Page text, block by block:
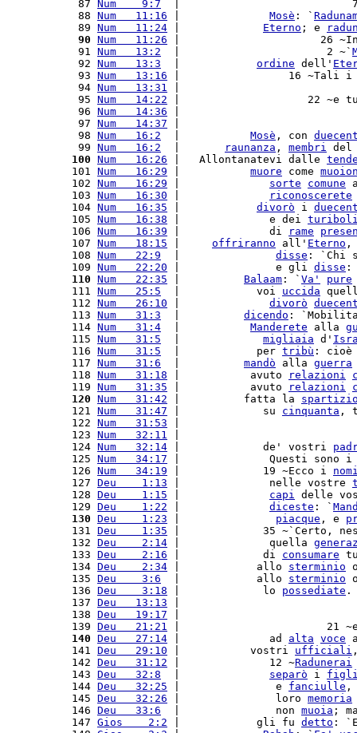
  87
Num    9:7
|
  88
Num   11:16 Mosè : `
  89
Num   11:24 Eterno ; e
  90
Num   11:26 |                      26
  91
Num   13:2
  |                       2 ~`
  92
Num   13:3 ordine dell'
  93
Num   13:16 |                 16 ~Tali
  94
Num   13:31
  95
Num   14:22 |                    22 ~e
  96
Num   14:36
  97
Num   14:37
  98
Num   16:2 Mosè , con
  99
Num   16:2 raunanza , membri
100 Num   16:26 |   Allontanatevi dalle
101 Num   16:29 muore come
102 Num   16:29 sorte comune
103 Num   16:30 riconoscerete
104 Num   16:35 divorò i
105 Num   16:38 |              e dei
106 Num   16:39 |              di rame
107 Num   18:15 offriranno all' Eterno ,
108 Num   22:9 disse : `Chi
109 Num   22:20 |               e gli disse :
110 Num   22:35 Balaam : ` Va' pure
111 Num   25:5
  |            voi
uccida
112 Num   26:10 divorò
113 Num   31:3 dicendo :
114 Num   31:4 Manderete alla
115 Num   31:5 migliaia d'
116 Num   31:5
  |            per
tribù :
117 Num   31:6 mandò alla guerra
118 Num   31:18 |           avuto relazioni
119 Num   31:35 |           avuto relazioni
120 Num   31:42 |          fatta la
121 Num   31:47 |             su cinquanta ,
122 Num   31:53
123 Num   32:11
124 Num   32:14 |             de' vostri
125 Num   34:17 |              Questi sono
126 Num   34:19 |             19 ~Ecco i
127 Deu    1:13 |              nelle vostre
128 Deu    1:15 capi delle
129 Deu    1:22 diceste : `
130 Deu    1:23 piacque , e
131 Deu    1:35 |             35 ~`Certo,
132 Deu    2:14 |              quella
133 Deu    2:16 |             di consumare
134 Deu    2:34 |            allo sterminio
135 Deu    3:6
  |            allo
sterminio
136 Deu    3:18 |             lo possediate .
137 Deu   13:13
138 Deu   19:17
139 Deu   21:21 |                       21
140 Deu   27:14 |              ad alta voce
141 Deu   29:10 |           vostri ufficiali
142 Deu   31:12 |              12 ~Radunerai
143 Deu   32:8 separò i
144 Deu   32:25 |               e fanciulle
145 Deu   32:26 |               loro memoria
146 Deu   33:6
  |               non
muoia ;
147 Gios    2:2 |            gli fu detto :